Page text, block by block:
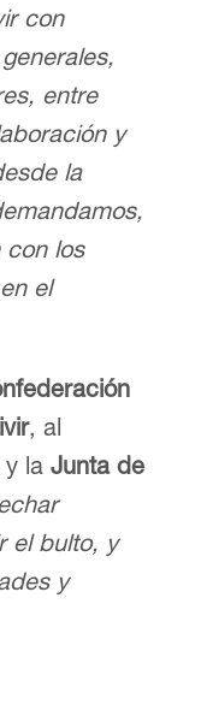
con
entre
y
la
con los
el
, al
y la Junta de
el bulto, y
y